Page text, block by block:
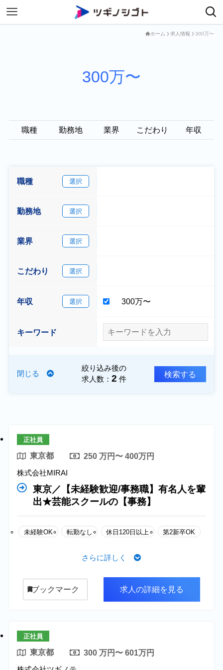
ホーム 求人情報 300万〜
300万〜
職種 勤務地 業界 こだわり 年収
職種 選択
勤務地 選択
業界 選択
こだわり 選択
年収 選択 300万〜
キーワード
閉じる
絞り込み後の
求人数：2 件
検索する
正社員
東京都 250 万円〜 400万円
株式会社MIRAI
東京／【未経験歓迎/事務職】有名⼈を輩
出★芸能スクールの【事務】
未経験OK 転勤なし 休日120日以上 第2新卒OK
さらに詳しく
ブックマーク 求人の詳細を見る
正社員
東京都 300 万円〜 601万円